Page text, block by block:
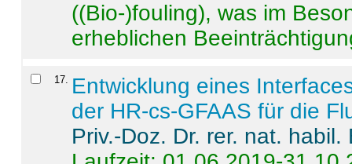
((Bio-)fouling), was im
erheblichen
17
Entwicklung eines
der HR-cs-GFAAS für die
Priv.-Doz. Dr. rer. nat.